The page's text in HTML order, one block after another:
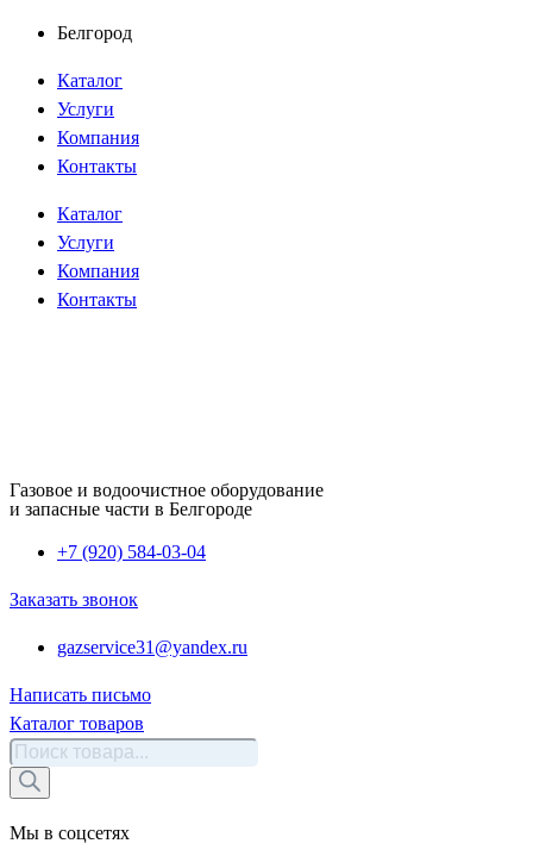
Перейти
содержимому
Белгород
Каталог
Услуги
Компания
Контакты
Каталог
Услуги
Компания
Контакты
Газовое и водоочистное оборудование
и запасные части в Белгороде
+7 (920) 584-03-04
Заказать звонок
gazservice31@yandex.ru
Написать письмо
Каталог товаров
Поиск
товаров
Мы в соцсетях